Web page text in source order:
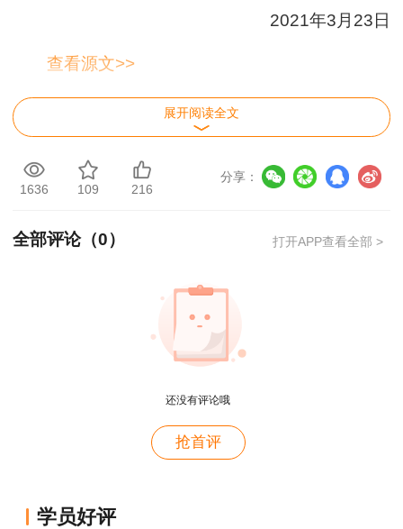
2021年3月23日
查看源文>>
展开阅读全文
1636 109 216
分享：
全部评论（0） 打开APP查看全部 >
还没有评论哦
抢首评
学员好评
用户m1****68